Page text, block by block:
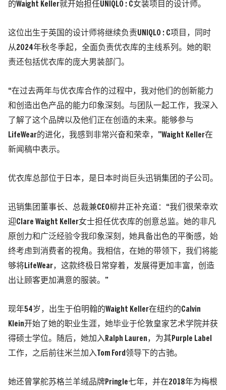
的Waight Keller就开始担任UNIQLO : C女装项目的设计师。
这位出生于英国的设计师将继续负责UNIQLO : C项目，同时
从2024年秋冬季起，全面负责优衣库的主线系列。她的职
责还包括优衣库的庞大男装部门。
“在过去两年与优衣库合作的过程中，我对他们的创新能力
和创造出色产品的能力印象深刻。与团队一起工作，我深入
了解了这个品牌以及他们正在创造的未来。能够参与
LifeWear的进化，我感到非常兴奋和荣幸，”Waight Keller在
新闻稿中表示。
优衣库总部位于日本，是日本时尚巨头迅销集团的子公司。
迅销集团董事长、总裁兼CEO柳井正补充道：“我们很荣幸欢
迎Clare Waight Keller女士担任优衣库的创意总监。她的非凡
原创力和广泛经验令我印象深刻，她具备出色的平衡感，始
终考虑到消费者的视角。我相信，在她的带领下，我们将能
够将LifeWear，这款终极日常穿着，发展得更加丰富，创造
出让顾客更加满意的服装。”
现年54岁，出生于伯明翰的Waight Keller在纽约的Calvin
Klein开始了她的职业生涯，她毕业于伦敦皇家艺术学院并获
得硕士学位。随后，她加入Ralph Lauren，为其Purple Label
工作，之后前往米兰加入Tom Ford领导下的古驰。
她还曾掌舵苏格兰羊绒品牌Pringle七年，并在2018年为梅根